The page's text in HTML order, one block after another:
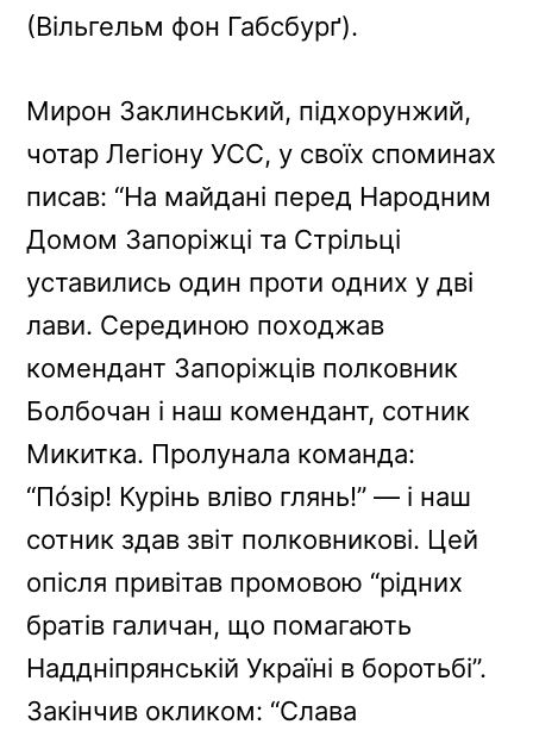
(Вільгельм фон Габсбурґ).
Мирон Заклинський, підхорунжий,
чотар Легіону УСС, у своїх споминах
писав: “На майдані перед Народним
Домом Запоріжці та Стрільці
уставились один проти одних у дві
лави. Серединою походжав
комендант Запоріжців полковник
Болбочан і наш комендант, сотник
Микитка. Пролунала команда:
“Пóзір! Курінь вліво глянь!” — і наш
сотник здав звіт полковникові. Цей
опісля привітав промовою “рідних
братів галичан, що помагають
Наддніпрянській Україні в боротьбі”.
Закінчив окликом: “Слава